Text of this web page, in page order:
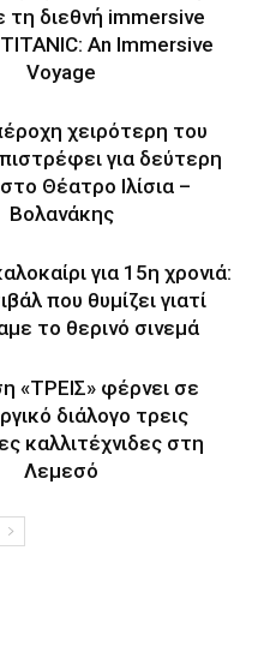
τη διεθνή immersive
An Immersive
Voyage
χειρότερη του
για δεύτερη
Θέατρο Ιλίσια –
Βολανάκης
για 15η χρονιά:
που θυμίζει γιατί
το θερινό σινεμά
«ΤΡΕΙΣ» φέρνει σε
διάλογο τρεις
καλλιτέχνιδες στη
Λεμεσό